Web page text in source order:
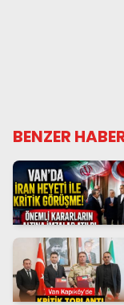
BENZER